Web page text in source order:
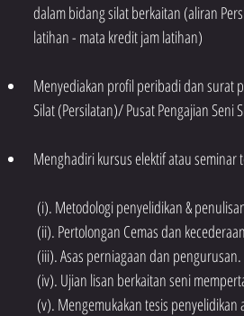
dalam bidang silat berkaitan (aliran
latihan - mata kredit jam latihan)
Menyediakan profil peribadi dan surat
Silat (Persilatan)/ Pusat Pengajian Seni
Menghadiri kursus elektif atau seminar
(i). Metodologi penyelidikan &
(ii). Pertolongan Cemas dan
	(iii). Asas perniagaan dan pengurusan.
(iv). Ujian lisan berkaitan seni
(v). Mengemukakan tesis penyelidikan